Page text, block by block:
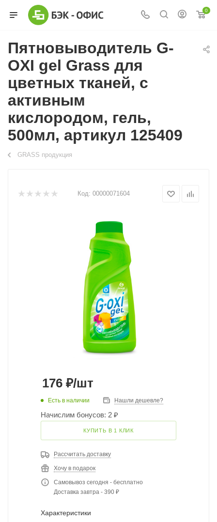
0
Пятновыводитель G-
OXI gel Grass для
цветных тканей, с
активным
кислородом, гель,
500мл, артикул 125409
GRASS продукция
Код: 00000071604
176 ₽/шт
Есть в наличии Нашли дешевле?
Начислим бонусов: 2 ₽
КУПИТЬ В 1 КЛИК
Рассчитать доставку
Хочу в подарок
Самовывоз сегодня - бесплатно
Доставка завтра - 390 ₽
Характеристики